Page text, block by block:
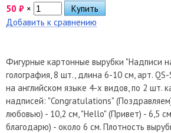
50 ₽ ×
Добавить к сравнению
Фигурные картонные вырубки "Надписи
голография, 8 шт., длина 6-10 см, арт.
на английском языке 4-х видов, по 2 шт.
надписей: "Congratulations"
любовью) - 10,2 см, "Hello" (Привет) - 6,5
благодарю) - около 6 см. Плотность